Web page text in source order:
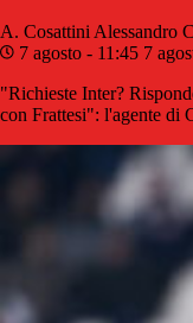
A. Cosattini Alessandro
7 agosto - 11:45 7
"Richieste Inter?
con Frattesi": l'agente di